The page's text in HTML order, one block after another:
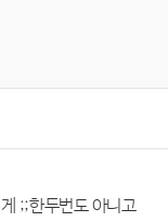
;;한두번도 아니고